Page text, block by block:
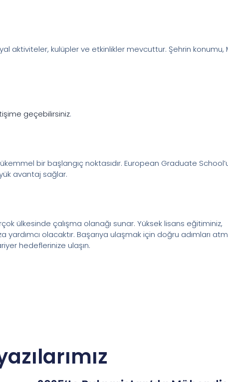
aktiviteler, kulüpler ve etkinlikler mevcuttur. Şehrin konumu,
geçebilirsiniz.
bir başlangıç noktasıdır. European Graduate
avantaj sağlar.
ülkesinde çalışma olanağı sunar. Yüksek lisans eğitiminiz,
olacaktır. Başarıya ulaşmak için doğru adımları
hedeflerinize ulaşın.